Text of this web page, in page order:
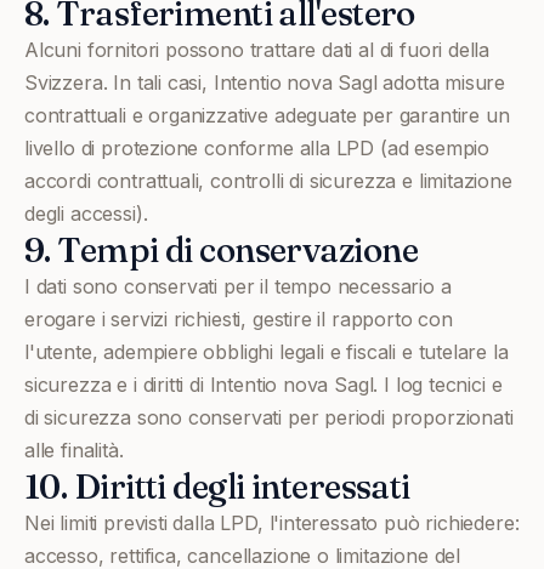
8. Trasferimenti all'estero
Alcuni fornitori possono trattare dati al di fuori della
Svizzera. In tali casi, Intentio nova Sagl adotta misure
contrattuali e organizzative adeguate per garantire un
livello di protezione conforme alla LPD (ad esempio
accordi contrattuali, controlli di sicurezza e limitazione
degli accessi).
9. Tempi di conservazione
I dati sono conservati per il tempo necessario a
erogare i servizi richiesti, gestire il rapporto con
l'utente, adempiere obblighi legali e fiscali e tutelare la
sicurezza e i diritti di Intentio nova Sagl. I log tecnici e
di sicurezza sono conservati per periodi proporzionati
alle finalità.
10. Diritti degli interessati
Nei limiti previsti dalla LPD, l'interessato può richiedere:
accesso, rettifica, cancellazione o limitazione del